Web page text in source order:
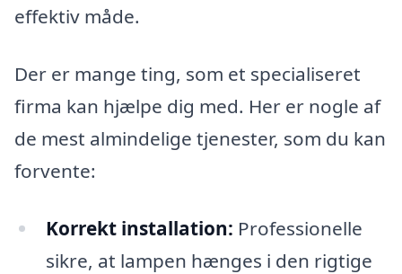
effektiv måde.
Der er mange ting, som et specialiseret
firma kan hjælpe dig med. Her er nogle af
de mest almindelige tjenester, som du kan
forvente:
Korrekt installation: Professionelle
sikre, at lampen hænges i den rigtige